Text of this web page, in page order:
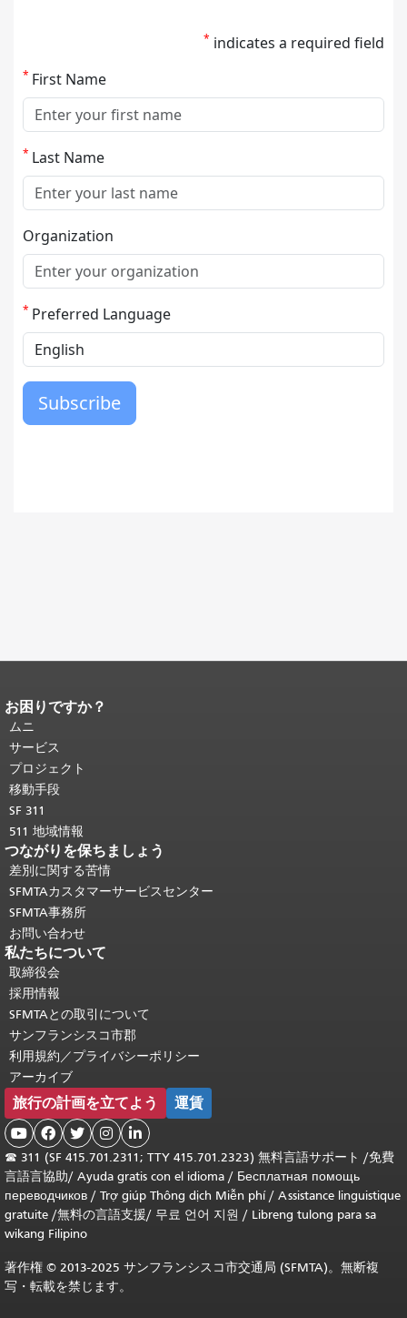
ページコンテンツの終わり。
ジの残りの部分はすべてのページで繰
り返されます。
頭に戻る。
お困りですか？
ムニ
サービス
プロジェクト
移動手段
SF 311
511 地域情報
つながりを保ちましょう
差別に関する苦情
SFMTAカスタマーサービスセンター
SFMTA事務所
お問い合わせ
私たちについて
取締役会
採用情報
SFMTAとの取引について
サンフランシスコ市郡
利用規約／プライバシーポリシー
アーカイブ
旅行の計画を立てよう 運賃
    
☎ 311 (SF 415.701.2311; TTY 415.701.2323) 無料言語サポート /免費
言語言協助/ Ayuda gratis con el idioma / Бесплатная помощь
переводчиков / Trợ giúp Thông dịch Miễn phí/ Assistance linguistique
gratuite /無料の言語支援/ 무료 언어 지원 / Libreng tulong para sa
wikang Filipino
著作権 © 2013-2025 サンフランシスコ市交通局 (SFMTA)。無断複
写・転載を禁じます。